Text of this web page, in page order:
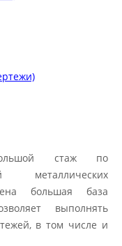
стаж по
металлических
большая база
выполнять
в том числе и